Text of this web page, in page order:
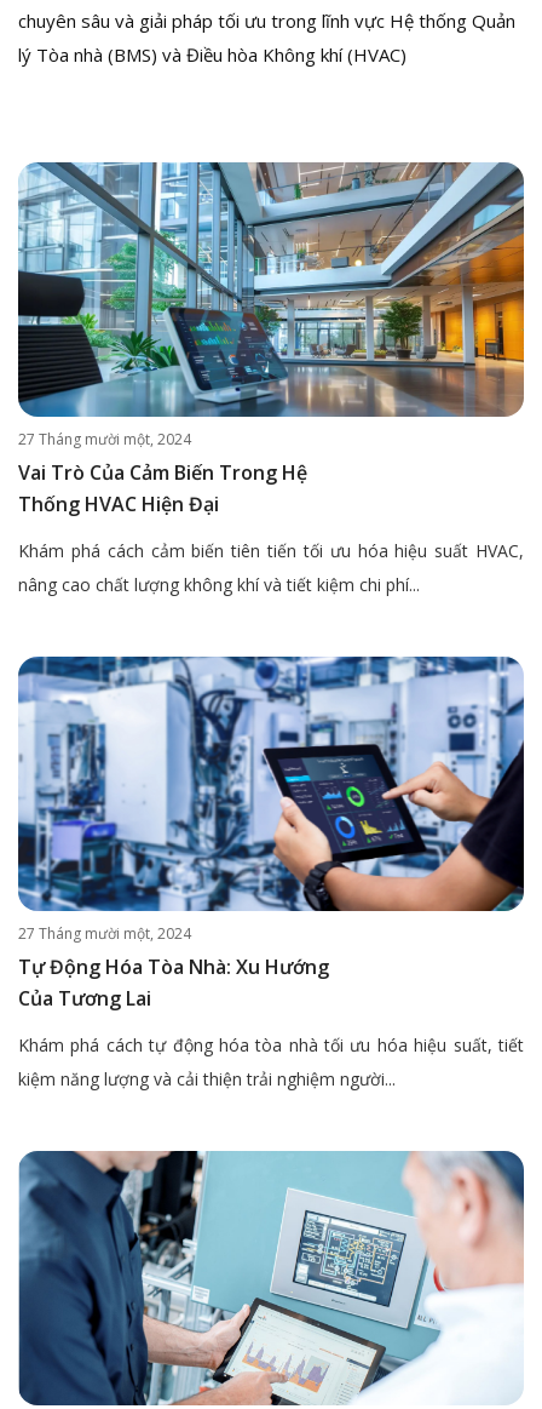
chuyên sâu và giải pháp tối ưu trong lĩnh vực Hệ thống Quản
lý Tòa nhà (BMS) và Điều hòa Không khí (HVAC)
27 Tháng mười một, 2024
Vai Trò Của Cảm Biến Trong Hệ
Thống HVAC Hiện Đại
Khám phá cách cảm biến tiên tiến tối ưu hóa hiệu suất HVAC,
nâng cao chất lượng không khí và tiết kiệm chi phí...
27 Tháng mười một, 2024
Tự Động Hóa Tòa Nhà: Xu Hướng
Của Tương Lai
Khám phá cách tự động hóa tòa nhà tối ưu hóa hiệu suất, tiết
kiệm năng lượng và cải thiện trải nghiệm người...